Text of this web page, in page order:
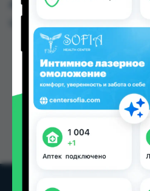
других городах